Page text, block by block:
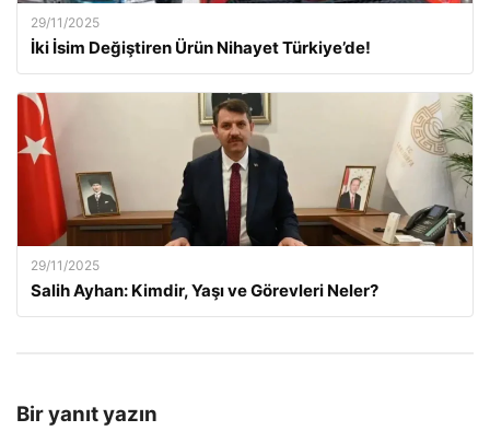
29/11/2025
İki İsim Değiştiren Ürün Nihayet Türkiye’de!
29/11/2025
Salih Ayhan: Kimdir, Yaşı ve Görevleri Neler?
Bir yanıt yazın